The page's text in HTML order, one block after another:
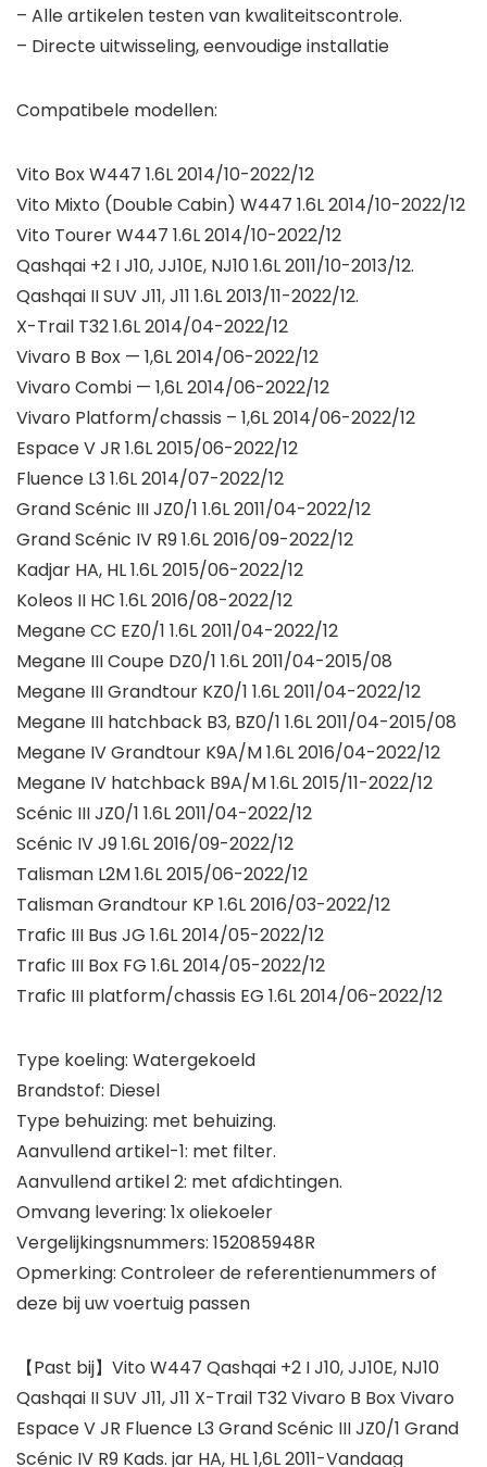
– Alle artikelen testen van kwaliteitscontrole.
– Directe uitwisseling, eenvoudige installatie
Compatibele modellen:
Vito Box W447 1.6L 2014/10-2022/12
Vito Mixto (Double Cabin) W447 1.6L 2014/10-2022/12
Vito Tourer W447 1.6L 2014/10-2022/12
Qashqai +2 I J10, JJ10E, NJ10 1.6L 2011/10-2013/12.
Qashqai II SUV J11, J11 1.6L 2013/11-2022/12.
X-Trail T32 1.6L 2014/04-2022/12
Vivaro B Box — 1,6L 2014/06-2022/12
Vivaro Combi — 1,6L 2014/06-2022/12
Vivaro Platform/chassis – 1,6L 2014/06-2022/12
Espace V JR 1.6L 2015/06-2022/12
Fluence L3 1.6L 2014/07-2022/12
Grand Scénic III JZ0/1 1.6L 2011/04-2022/12
Grand Scénic IV R9 1.6L 2016/09-2022/12
Kadjar HA, HL 1.6L 2015/06-2022/12
Koleos II HC 1.6L 2016/08-2022/12
Megane CC EZ0/1 1.6L 2011/04-2022/12
Megane III Coupe DZ0/1 1.6L 2011/04-2015/08
Megane III Grandtour KZ0/1 1.6L 2011/04-2022/12
Megane III hatchback B3, BZ0/1 1.6L 2011/04-2015/08
Megane IV Grandtour K9A/M 1.6L 2016/04-2022/12
Megane IV hatchback B9A/M 1.6L 2015/11-2022/12
Scénic III JZ0/1 1.6L 2011/04-2022/12
Scénic IV J9 1.6L 2016/09-2022/12
Talisman L2M 1.6L 2015/06-2022/12
Talisman Grandtour KP 1.6L 2016/03-2022/12
Trafic III Bus JG 1.6L 2014/05-2022/12
Trafic III Box FG 1.6L 2014/05-2022/12
Trafic III platform/chassis EG 1.6L 2014/06-2022/12
Type koeling: Watergekoeld
Brandstof: Diesel
Type behuizing: met behuizing.
Aanvullend artikel-1: met filter.
Aanvullend artikel 2: met afdichtingen.
Omvang levering: 1x oliekoeler
Vergelijkingsnummers: 152085948R
Opmerking: Controleer de referentienummers of
deze bij uw voertuig passen
【Past bij】Vito W447 Qashqai +2 I J10, JJ10E, NJ10
Qashqai II SUV J11, J11 X-Trail T32 Vivaro B Box Vivaro
Espace V JR Fluence L3 Grand Scénic III JZ0/1 Grand
Scénic IV R9 Kads. jar HA, HL 1,6L 2011-Vandaag